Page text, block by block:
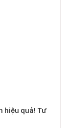
hiệu quả! Tư